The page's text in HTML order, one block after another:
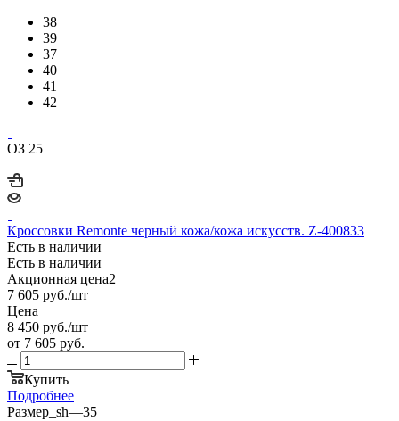
38
39
37
40
41
42
ОЗ 25
Кроссовки Remonte черный кожа/кожа искусств. Z-400833
Есть в наличии
Есть в наличии
Акционная цена2
7 605 руб./шт
Цена
8 450 руб./шт
от 7 605 руб.
Купить
Подробнее
Размер_sh—35